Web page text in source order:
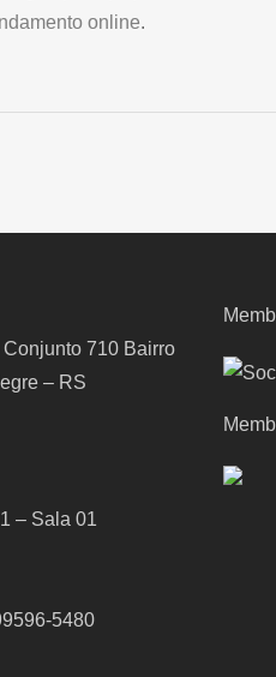
online.
710 Bairro
– RS
– Sala 01
5480